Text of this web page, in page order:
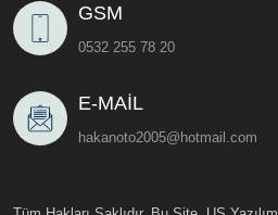
GSM
0532 255 78 20
E-MAIL
hakanoto2005@hotmail.com